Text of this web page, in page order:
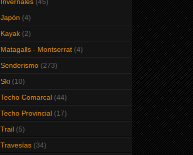
Japón (4)
Kayak (2)
Matagalls - Montserrat (4)
Senderismo (273)
Ski (10)
Techo Comarcal (44)
Techo Provincial (17)
Trail (5)
Travesías (34)